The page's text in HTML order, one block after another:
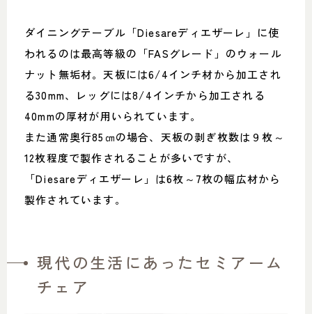
ダイニングテーブル「Diesareディエザーレ」に使
われるのは最高等級の「FASグレード」のウォール
ナット無垢材。天板には6/4インチ材から加工され
る30mm、レッグには8/4インチから加工される
40mmの厚材が用いられています。
また通常奥行85㎝の場合、天板の剥ぎ枚数は９枚～
12枚程度で製作されることが多いですが、
「Diesareディエザーレ」は6枚～7枚の幅広材から
製作されています。
現代の生活にあったセミアーム
チェア